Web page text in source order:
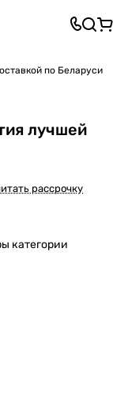
по Беларуси
лучшей
рассрочку
категории